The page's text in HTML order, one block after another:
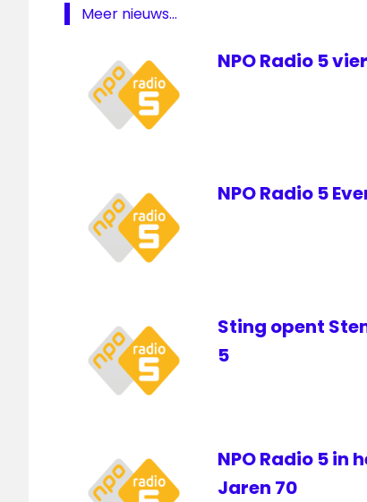
Max
Simone
Walraven
Meer nieuws...
NPO Radio 5
NPO Radio 5
Sting opent
5
NPO Radio 5 in
Jaren 70